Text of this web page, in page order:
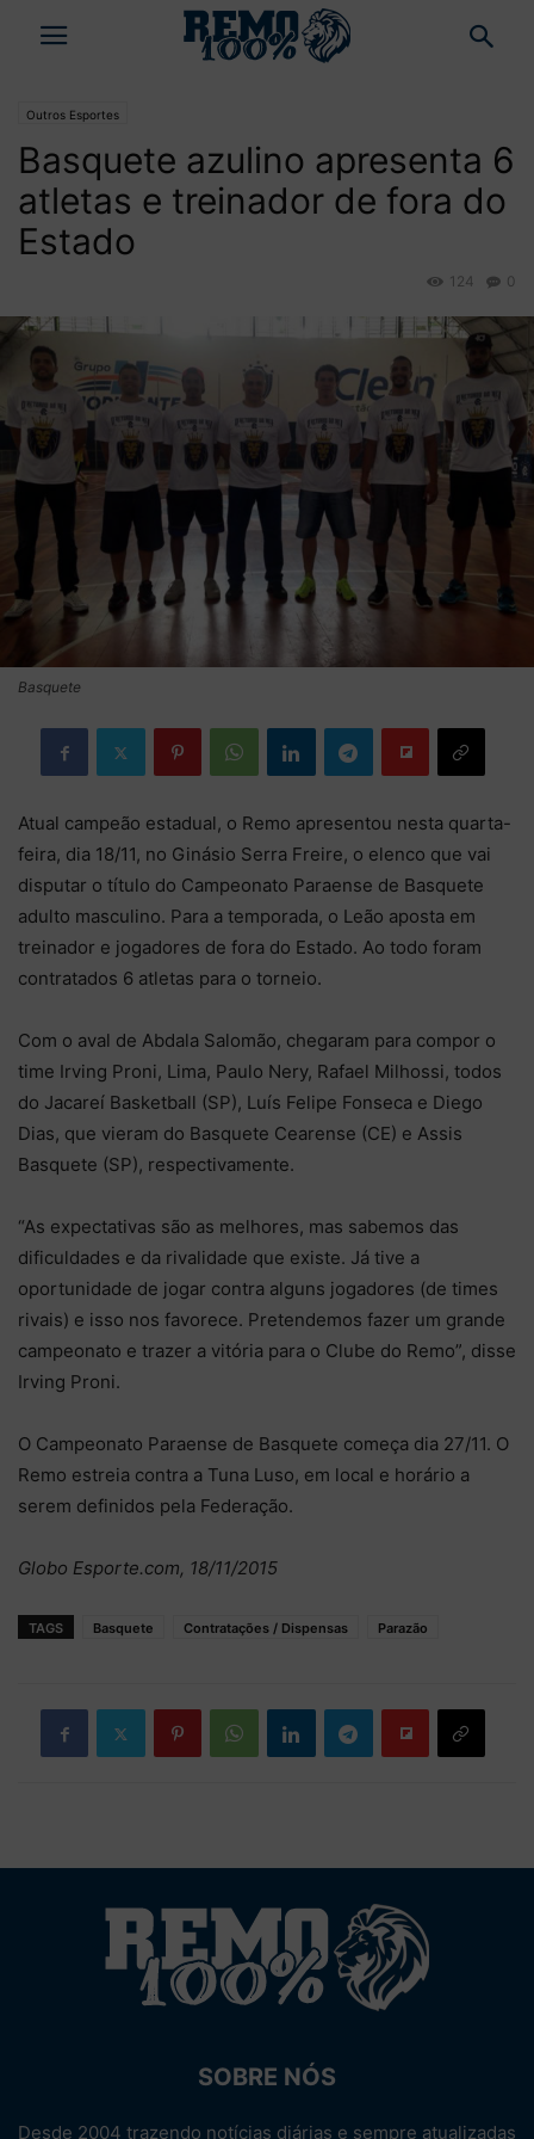
Outros Esportes
Basquete azulino apresenta 6
atletas e treinador de fora do
Estado
0
124
Basquete
Atual campeão estadual, o Remo apresentou nesta quarta-
feira, dia 18/11, no Ginásio Serra Freire, o elenco que vai
disputar o título do Campeonato Paraense de Basquete
adulto masculino. Para a temporada, o Leão aposta em
treinador e jogadores de fora do Estado. Ao todo foram
contratados 6 atletas para o torneio.
Com o aval de Abdala Salomão, chegaram para compor o
time Irving Proni, Lima, Paulo Nery, Rafael Milhossi, todos
do Jacareí Basketball (SP), Luís Felipe Fonseca e Diego
Dias, que vieram do Basquete Cearense (CE) e Assis
Basquete (SP), respectivamente.
“As expectativas são as melhores, mas sabemos das
dificuldades e da rivalidade que existe. Já tive a
oportunidade de jogar contra alguns jogadores (de times
rivais) e isso nos favorece. Pretendemos fazer um grande
campeonato e trazer a vitória para o Clube do Remo”, disse
Irving Proni.
O Campeonato Paraense de Basquete começa dia 27/11. O
Remo estreia contra a Tuna Luso, em local e horário a
serem definidos pela Federação.
Globo Esporte.com, 18/11/2015
TAGS Basquete Contratações / Dispensas Parazão
SOBRE NÓS
Desde 2004 trazendo notícias diárias e sempre atualizadas